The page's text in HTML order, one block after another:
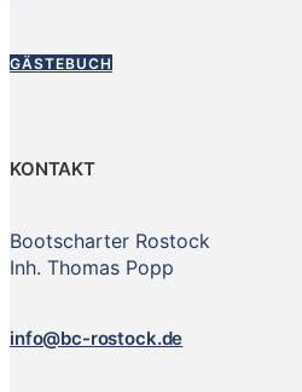
GÄSTEBUCH
KONTAKT
Bootscharter Rostock
Inh. Thomas Popp
info@bc-rostock.de